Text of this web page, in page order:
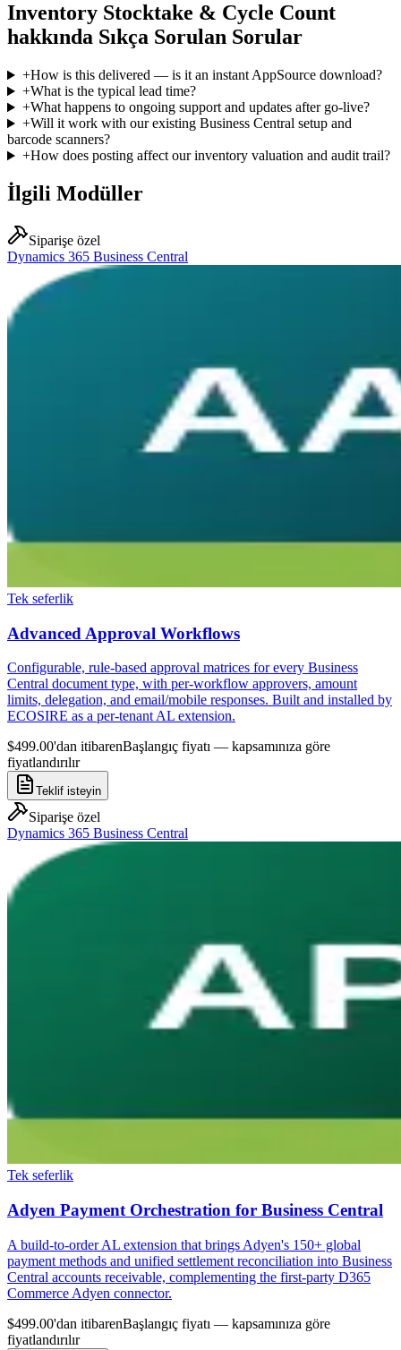
Inventory Stocktake & Cycle Count
hakkında Sıkça Sorulan Sorular
+How is this delivered — is it an instant AppSource download?
+What is the typical lead time?
+What happens to ongoing support and updates after go-live?
+Will it work with our existing Business Central setup and
barcode scanners?
+How does posting affect our inventory valuation and audit trail?
İlgili Modüller
Siparişe özel
Dynamics 365 Business Central
Tek seferlik
Advanced Approval Workflows
Configurable, rule-based approval matrices for every Business
Central document type, with per-workflow approvers, amount
limits, delegation, and email/mobile responses. Built and installed by
ECOSIRE as a per-tenant AL extension.
$499.00'dan itibarenBaşlangıç fiyatı — kapsamınıza göre
fiyatlandırılır
Teklif isteyin
Siparişe özel
Dynamics 365 Business Central
Tek seferlik
Adyen Payment Orchestration for Business Central
A build-to-order AL extension that brings Adyen's 150+ global
payment methods and unified settlement reconciliation into Business
Central accounts receivable, complementing the first-party D365
Commerce Adyen connector.
$499.00'dan itibarenBaşlangıç fiyatı — kapsamınıza göre
fiyatlandırılır